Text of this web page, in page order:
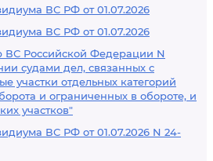
ВС РФ от 01.07.2026
ВС РФ от 01.07.2026
ВС Российской Федерации N
судами дел, связанных с
участки отдельных категорий
и ограниченных в обороте, и
участков"
ВС РФ от 01.07.2026 N 24-